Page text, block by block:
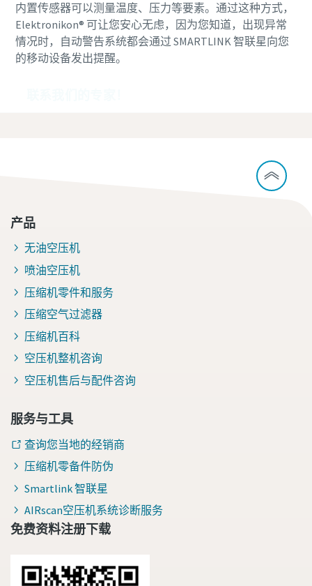
您需要了解的一切关于气力输送流程的信息
内置传感器可以测量温度、压力等要素。通过这种方式，
Elektronikon® 可让您安心无虑，因为您知道，出现异常
情况时，自动警告系统都会通过 SMARTLINK 智联星向您
的移动设备发出提醒。
产品
无油空压机
喷油空压机
压缩机零件和服务
压缩空气过滤器
压缩机百科
空压机整机咨询
空压机售后与配件咨询
服务与工具
查询您当地的经销商
压缩机零备件防伪
Smartlink 智联星
AIRscan空压机系统诊断服务
免费资料注册下载